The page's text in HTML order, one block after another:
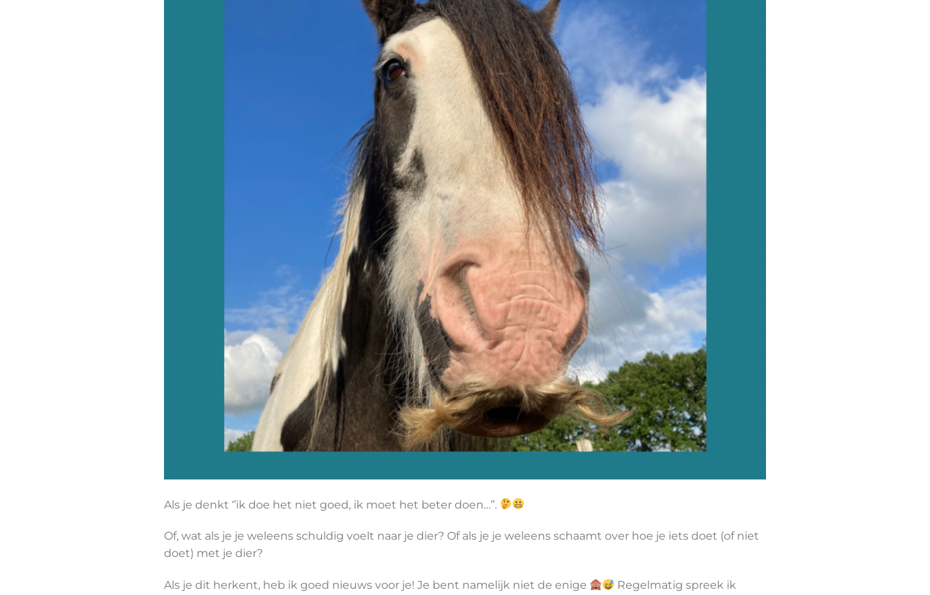
Als je denkt ‘’ik doe het niet goed, ik moet het beter doen…’’.
Of, wat als je je weleens schuldig voelt naar je dier? Of als je je weleens schaamt over hoe je iets doet (of niet
doet) met je dier?
Als je dit herkent, heb ik goed nieuws voor je! Je bent namelijk niet de enige
Regelmatig spreek ik